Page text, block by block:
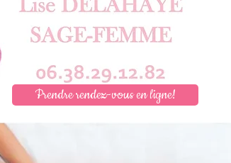
Prendre rendez-vous en ligne!